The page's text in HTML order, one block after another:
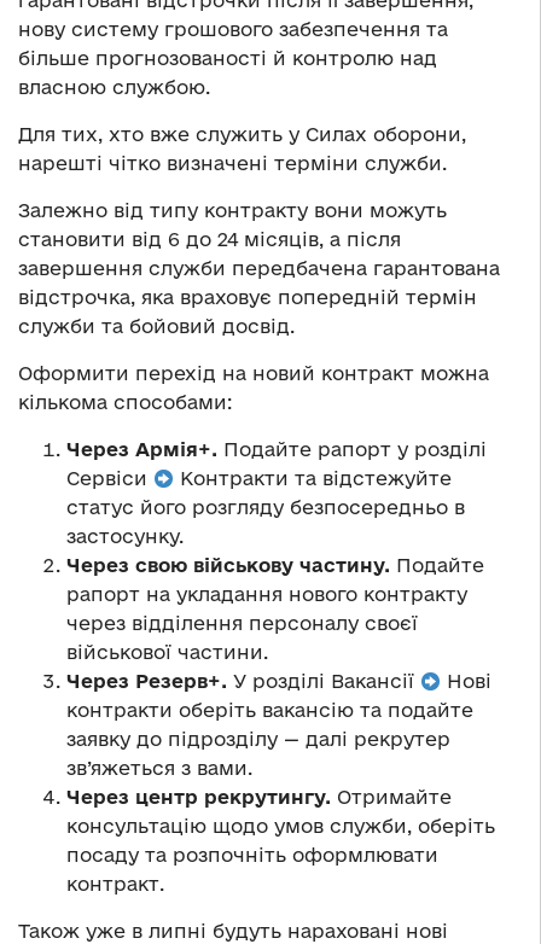
нову систему грошового забезпечення та
більше прогнозованості й контролю над
власною службою.
Для тих, хто вже служить у Силах оборони,
нарешті чітко визначені терміни служби.
Залежно від типу контракту вони можуть
становити від 6 до 24 місяців, а після
завершення служби передбачена гарантована
відстрочка, яка враховує попередній термін
служби та бойовий досвід.
Оформити перехід на новий контракт можна
кількома способами:
Через Армія+. Подайте рапорт у розділі
Сервіси
Контракти та відстежуйте
статус його розгляду безпосередньо в
застосунку.
Через свою військову частину. Подайте
рапорт на укладання нового контракту
через відділення персоналу своєї
військової частини.
Через Резерв+. У розділі Вакансії
Нові
контракти оберіть вакансію та подайте
заявку до підрозділу — далі рекрутер
зв’яжеться з вами.
Через центр рекрутингу. Отримайте
консультацію щодо умов служби, оберіть
посаду та розпочніть оформлювати
контракт.
Також уже в липні будуть нараховані нові